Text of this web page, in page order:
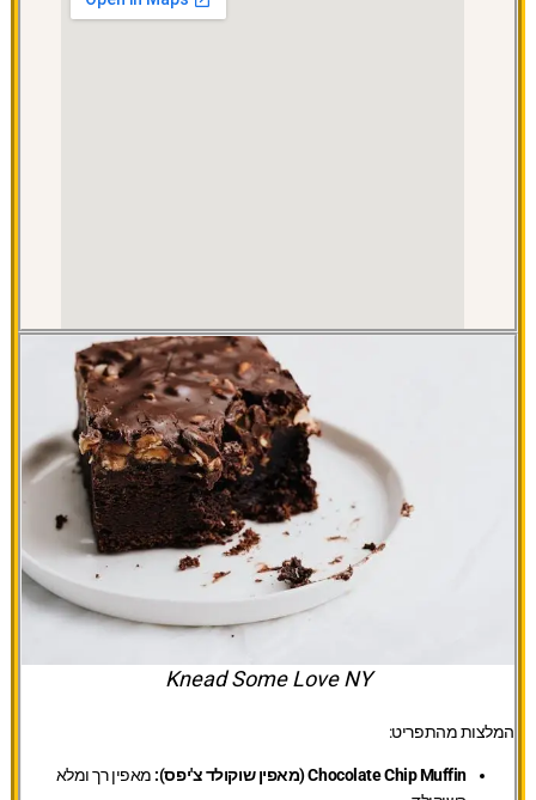
Knead Some Love NY
המלצות מהתפריט:
Chocolate Chip Muffin (מאפין שוקולד צ'יפס):
מאפין רך ומלא